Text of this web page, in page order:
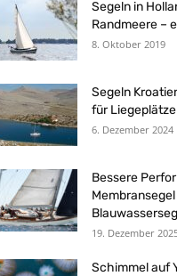
Segeln in
Randmeere –
8. Oktober 2019
Segeln
für
6. Dezember 2024
Bessere
19. Dezember
Schimmel auf